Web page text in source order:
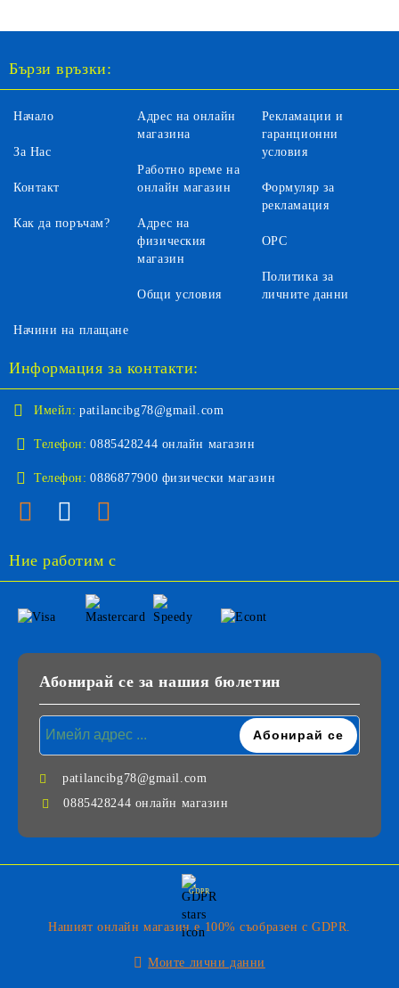
Бързи връзки:
Начало
За Нас
Контакт
Как да поръчам?
Адрес на онлайн
магазина
Работно време на
онлайн магазин
Адрес на
физическия
магазин
Общи условия
Рекламации и
гаранционни
условия
Формуляр за
рекламация
ОРС
Политика за
личните данни
Начини на плащане
Информация за контакти:
Имейл: patilancibg78@gmail.com
Телефон: 0885428244 онлайн магазин
Телефон: 0886877900 физически магазин
Ние работим с
Абонирай се за нашия бюлетин
patilancibg78@gmail.com
0885428244 онлайн магазин
GDPR
Нашият онлайн магазин е 100% съобразен с GDPR.
Моите лични данни